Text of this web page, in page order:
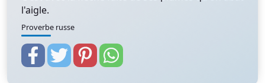
l'aigle.
Proverbe russe